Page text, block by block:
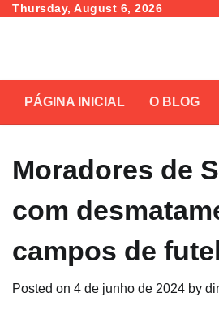
SkipThursday, August 6, 2026
PÁGINA INICIAL O BLOG
Moradores de
com
campos de
Posted on 4 de junho de 2024 by